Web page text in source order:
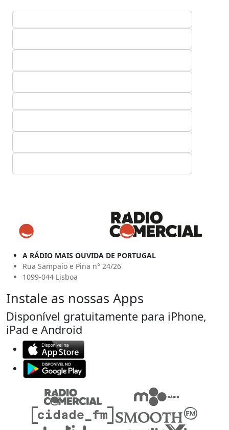
A RÁDIO MAIS OUVIDA DE PORTUGAL
Rua Sampaio e Pina n° 24/26
1099-044 Lisboa
Instale as nossas Apps
Disponível gratuitamente para iPhone,
iPad e Android